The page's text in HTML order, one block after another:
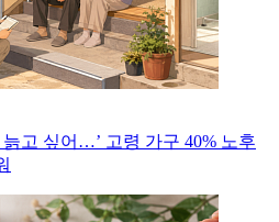
늙고 싶어…’ 고령 가구 40% 노후